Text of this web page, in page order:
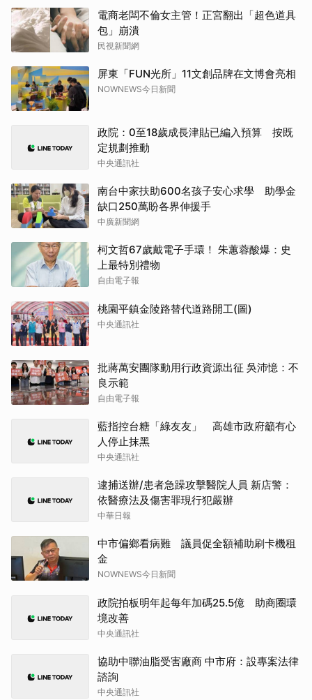
電商老闆不倫女主管！正宮翻出「超色道具
包」崩潰
民視新聞網
屏東「FUN光所」11文創品牌在文博會亮相
NOWNEWS今日新聞
政院：0至18歲成長津貼已編入預算 按既
定規劃推動
中央通訊社
南台中家扶助600名孩子安心求學 助學金
缺口250萬盼各界伸援手
中廣新聞網
柯文哲67歲戴電子手環！ 朱蕙蓉酸爆：史
上最特別禮物
自由電子報
桃園平鎮金陵路替代道路開工(圖)
中央通訊社
批蔣萬安團隊動用行政資源出征 吳沛憶：不
良示範
自由電子報
藍指控台糖「綠友友」 高雄市政府籲有心
人停止抹黑
中央通訊社
逮捕送辦/患者急躁攻擊醫院人員 新店警：
依醫療法及傷害罪現行犯嚴辦
中華日報
中市偏鄉看病難 議員促全額補助刷卡機租
金
NOWNEWS今日新聞
政院拍板明年起每年加碼25.5億 助商圈環
境改善
中央通訊社
協助中聯油脂受害廠商 中市府：設專案法律
諮詢
中央通訊社